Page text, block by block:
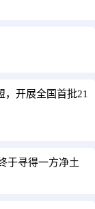
，开展全国首批21
于寻得一方净土